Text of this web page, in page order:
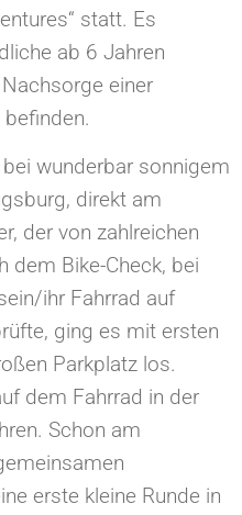
statt. Es
ab 6 Jahren
einer
wunderbar sonnigem
direkt am
der von zahlreichen
dem Bike-Check, bei
ihr Fahrrad auf
ging es mit ersten
Parkplatz los.
dem Fahrrad in der
Schon am
erste kleine Runde in